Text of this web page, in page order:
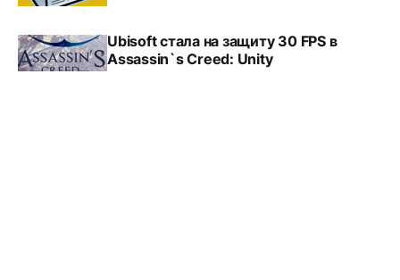
Ubisoft стала на защиту 30 FPS в
Assassin`s Creed: Unity